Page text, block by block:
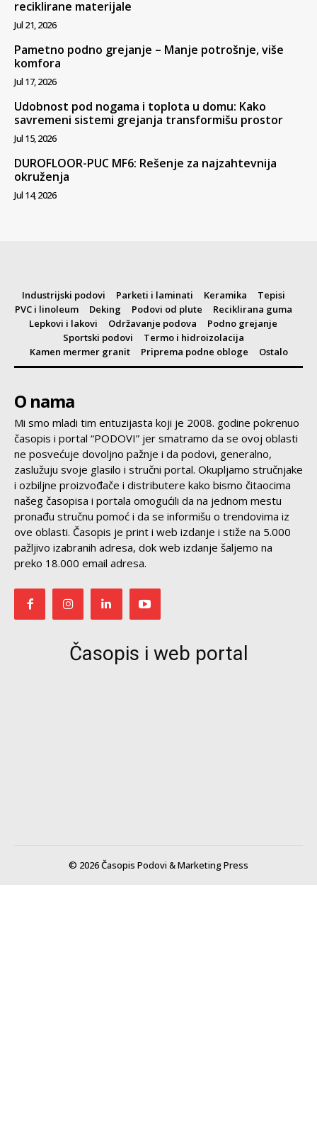
reciklirane materijale
Jul 21, 2026
Pametno podno grejanje – Manje potrošnje, više
komfora
Jul 17, 2026
Udobnost pod nogama i toplota u domu: Kako
savremeni sistemi grejanja transformišu prostor
Jul 15, 2026
DUROFLOOR-PUC MF6: Rešenje za najzahtevnija
okruženja
Jul 14, 2026
Industrijski podovi Parketi i laminati Keramika
Tepisi
PVC i linoleum
Deking Podovi od plute
Reciklirana guma
Lepkovi i lakovi
Održavanje podova
Podno grejanje
Sportski podovi
Termo i hidroizolacija
Kamen mermer granit
Priprema podne obloge Ostalo
O nama
Mi smo mladi tim entuzijasta koji je 2008. godine pokrenuo
časopis i portal “PODOVI” jer smatramo da se ovoj oblasti
ne posvećuje dovoljno pažnje i da podovi, generalno,
zaslužuju svoje glasilo i stručni portal. Okupljamo stručnjake
i ozbiljne proizvođače i distributere kako bismo čitaocima
našeg časopisa i portala omogućili da na jednom mestu
pronađu stručnu pomoć i da se informišu o trendovima iz
ove oblasti. Časopis je print i web izdanje i stiže na 5.000
pažljivo izabranih adresa, dok web izdanje šaljemo na
preko 18.000 email adresa.
Časopis i web portal
© 2026 Časopis Podovi & Marketing Press